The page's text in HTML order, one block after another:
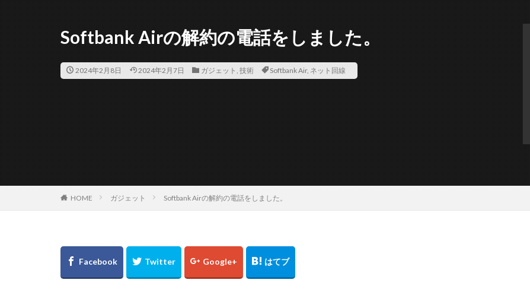
Softbank Airの解約の電話をしました。
2024年2月8日 2024年2月7日 ガジェット , 技術 Softbank Air, ネット回線
HOME ガジェット Softbank Airの解約の電話をしました。